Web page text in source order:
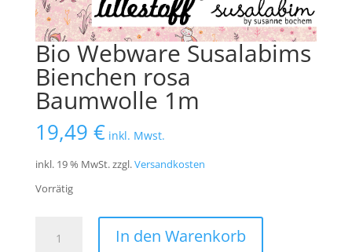
Bio Webware Susalabims
Bienchen rosa
Baumwolle 1m
19,49 € inkl. Mwst.
inkl. 19 % MwSt.zzgl.Versandkosten
Vorrätig
Webware
In den Warenkorb